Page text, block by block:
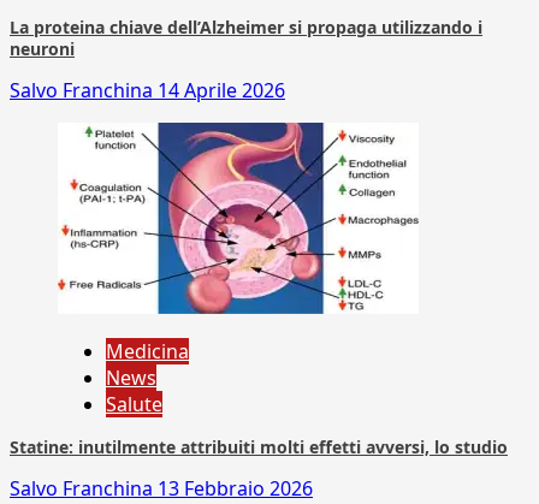
La proteina chiave dell’Alzheimer si propaga utilizzando i
neuroni
Salvo Franchina 14 Aprile 2026
Medicina
News
Salute
Statine: inutilmente attribuiti molti effetti avversi, lo studio
Salvo Franchina 13 Febbraio 2026